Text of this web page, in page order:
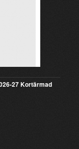
27 Kortärmad